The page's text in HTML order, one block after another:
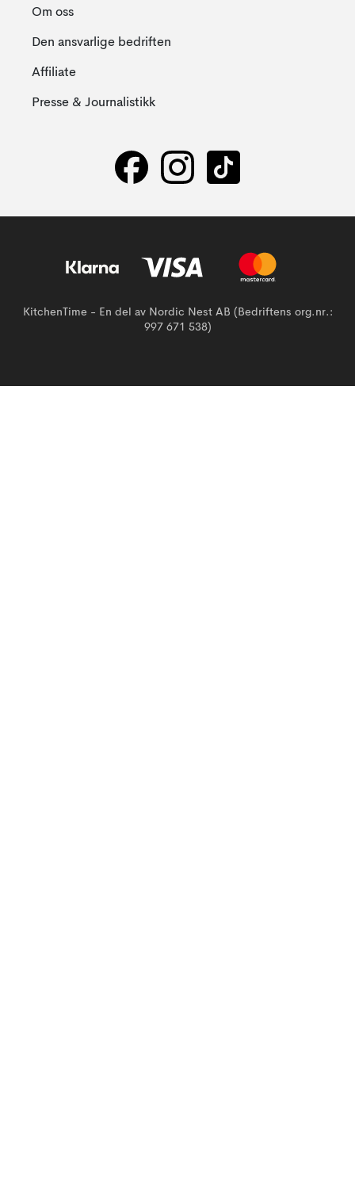
Om oss
Den ansvarlige bedriften
Affiliate
Presse & Journalistikk
KitchenTime - En del av Nordic Nest AB (Bedriftens org.nr.:
997 671 538)